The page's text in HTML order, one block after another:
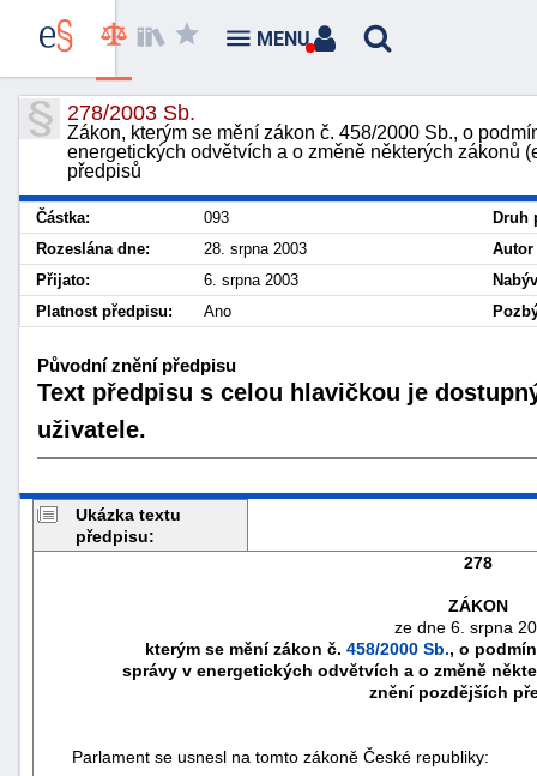
278/2003 Sb.
Zákon, kterým se mění zákon č. 458/2000 Sb., o
energetických odvětvích a o změně některých zákonů
předpisů
Částka: 093
Druh
Rozeslána dne:
28. srpna 2003
Přijato:
6. srpna 2003
Platnost předpisu:
Ano
Původní znění předpisu
Text předpisu s celou hlavičkou je
uživatele.
Ukázka textu
předpisu:
278
ZÁKON
ze dne 6. srpna
kterým se mění zákon č. 458/2000 Sb., o
správy v energetických odvětvích a o změně
znění pozdějších
Parlament se usnesl na tomto zákoně České republiky:
MENU